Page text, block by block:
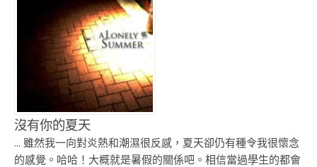
沒有你的夏天
... 雖然我一向對炎熱和潮濕很反感，夏天卻仍有種令我很懷念
的感覺。哈哈！大概就是暑假的關係吧。相信當過學生的都會